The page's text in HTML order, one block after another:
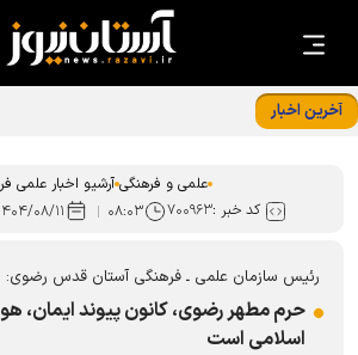
آخرین اخبار
علمی و فرهنگی آرشیو اخبار علمی
کد خبر :۷۰۰۹۶۳ ۰۸:۰۳ ۱۴۰۴/۰۸/
رئیس سازمان علمی ـ فرهنگی آستان قدس رضوی:
حرم مطهر رضوی، کانون پیوند ایمان،
اسلامی است